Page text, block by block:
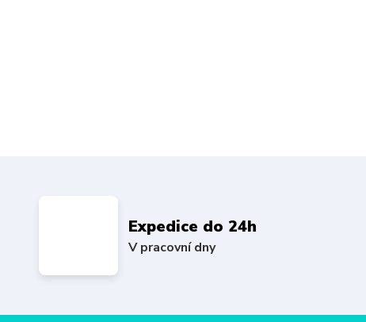
Expedice do 24h
V pracovní dny